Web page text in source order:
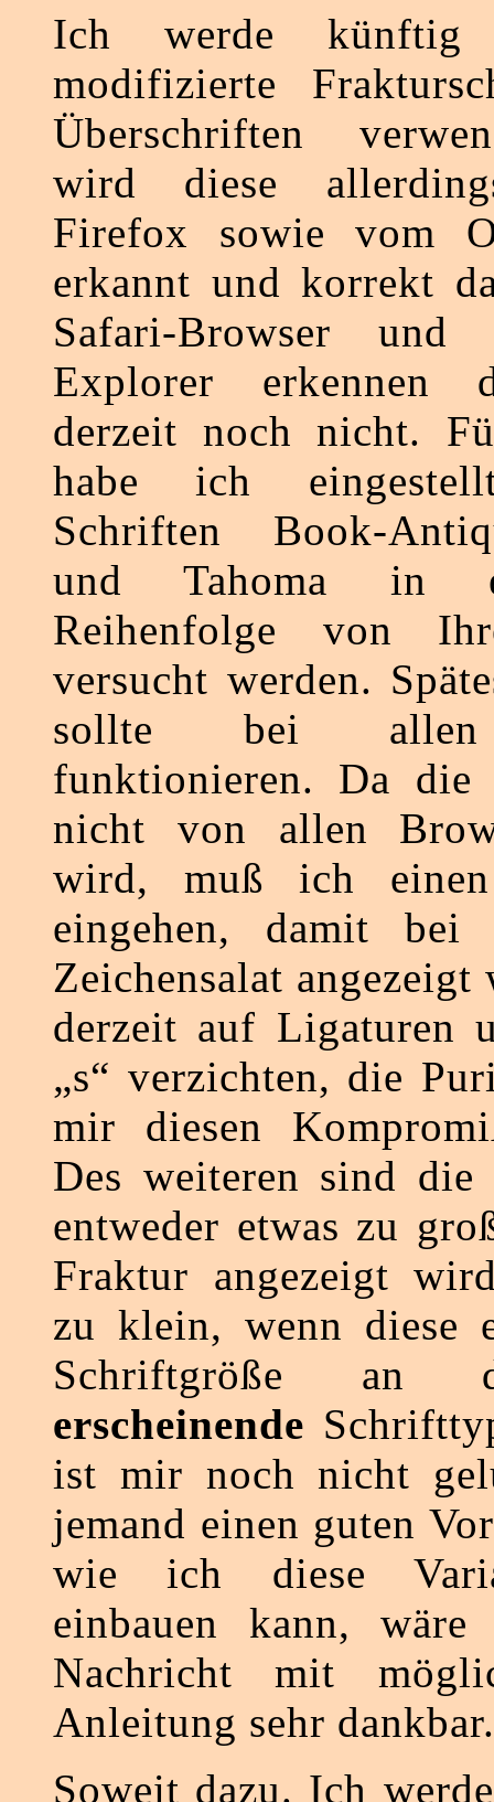
Ich werde künftig
modifizierte
Überschriften
wird diese
Firefox sowie vom
erkannt und korrekt
Safari-Browser und
Explorer erkennen
derzeit noch nicht.
habe ich
Schriften Book-
und Tahoma in
Reihenfolge von
versucht werden.
sollte bei allen
funktionieren. Da die
nicht von allen
wird, muß ich einen
eingehen, damit bei
Zeichensalat
derzeit auf Ligaturen
„s“ verzichten, die
mir diesen
Des weiteren sind die
entweder etwas zu
Fraktur angezeigt
zu klein, wenn diese
Schriftgröße an
erscheinende
ist mir noch nicht
jemand einen guten
wie ich diese
einbauen kann,
Nachricht mit
Anleitung sehr dankbar.
Soweit dazu. Ich